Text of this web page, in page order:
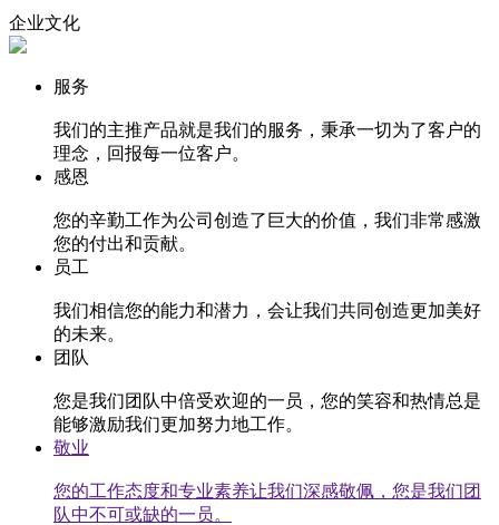
企业文化
服务
我们的主推产品就是我们的服务，秉承一切为了客户的
理念，回报每一位客户。
感恩
您的辛勤工作为公司创造了巨大的价值，我们非常感激
您的付出和贡献。
员工
我们相信您的能力和潜力，会让我们共同创造更加美好
的未来。
团队
您是我们团队中倍受欢迎的一员，您的笑容和热情总是
能够激励我们更加努力地工作。
敬业
您的工作态度和专业素养让我们深感敬佩，您是我们团
队中不可或缺的一员。